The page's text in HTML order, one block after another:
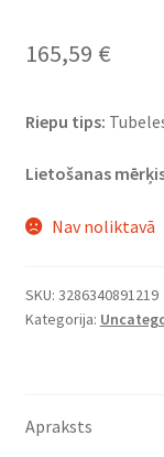
165,59 €
Riepu tips:
Lietošanas
Nav noliktavā
SKU: 3286340891219
Kategorija:
Apraksts